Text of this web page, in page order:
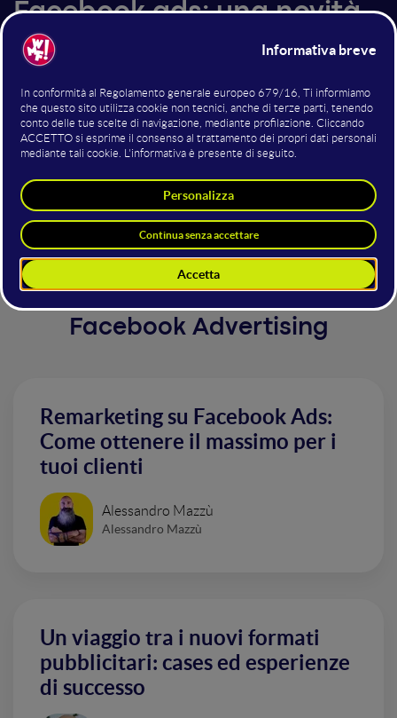
Facebook ads: una novità
al giorno toglie il social
media man di torno
Analisi delle nuove funzionalità (top 10), variabili di
profilazione advertising, obiettivi e formati nuovi
delle inserzioni. Lente di ingrandimento allo
Strumento di Pubblicazione per advertising
(Publishing Tool): vediamoci chiaro!
Facebook Advertising
Remarketing su Facebook Ads:
Come ottenere il massimo per i
tuoi clienti
Alessandro Mazzù
Alessandro Mazzù
Un viaggio tra i nuovi formati
pubblicitari: cases ed esperienze
di successo